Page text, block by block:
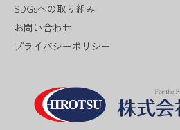
SDGsへの取り組み
お問い合わせ
プライバシーポリシー